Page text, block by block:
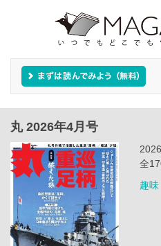
丸 2026年4月号
全
趣味